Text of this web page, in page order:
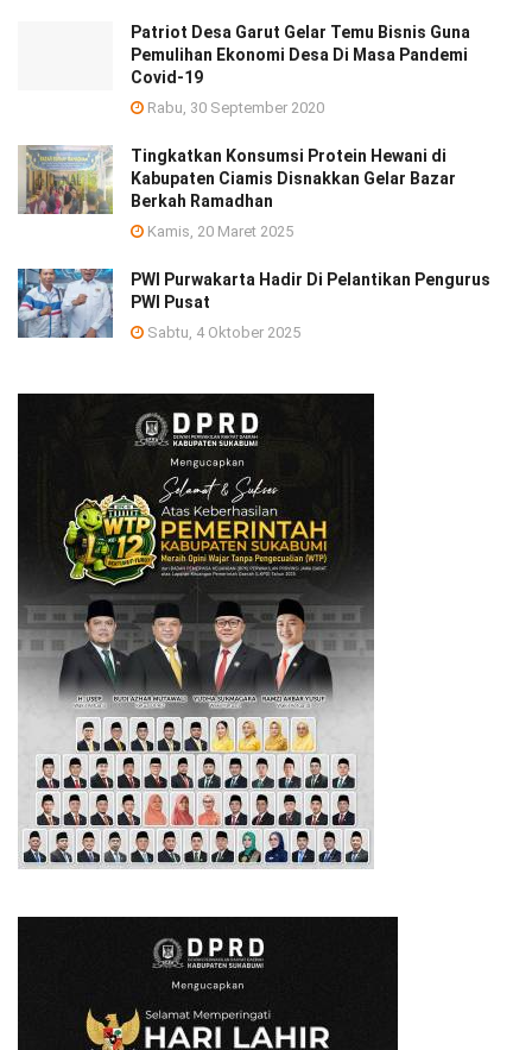
Patriot Desa Garut Gelar Temu Bisnis Guna
Pemulihan Ekonomi Desa Di Masa Pandemi
Covid-19
Rabu, 30 September 2020
Tingkatkan Konsumsi Protein Hewani di
Kabupaten Ciamis Disnakkan Gelar Bazar
Berkah Ramadhan
Kamis, 20 Maret 2025
PWI Purwakarta Hadir Di Pelantikan Pengurus
PWI Pusat
Sabtu, 4 Oktober 2025